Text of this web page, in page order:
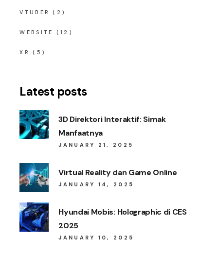
VTUBER (2)
WEBSITE (12)
XR (5)
Latest posts
3D Direktori Interaktif: Simak
Manfaatnya
JANUARY 21, 2025
Virtual Reality dan Game Online
JANUARY 14, 2025
Hyundai Mobis: Holographic di CES
2025
JANUARY 10, 2025